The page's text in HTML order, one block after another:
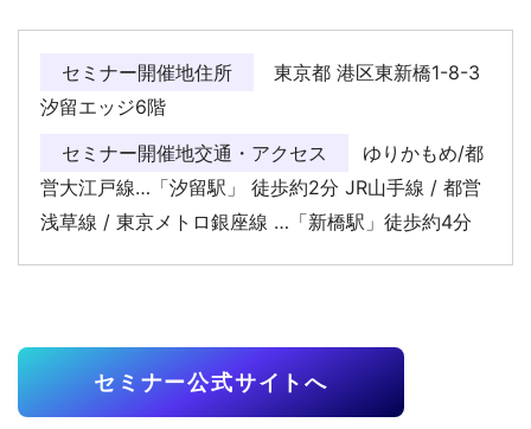
セミナー開催地住所
東京都 港区東新橋1-8-3
汐留エッジ6階
セミナー開催地交通・アクセス
ゆりかもめ/都
営大江戸線…「汐留駅」 徒歩約2分 JR山手線 / 都営
浅草線 / 東京メトロ銀座線 …「新橋駅」徒歩約4分
セミナー公式サイトへ